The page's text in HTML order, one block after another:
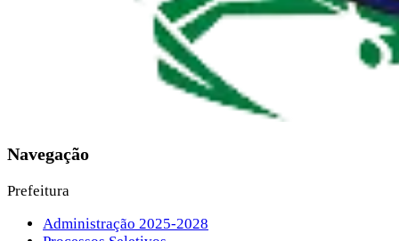
Navegação
Prefeitura
Administração 2025-2028